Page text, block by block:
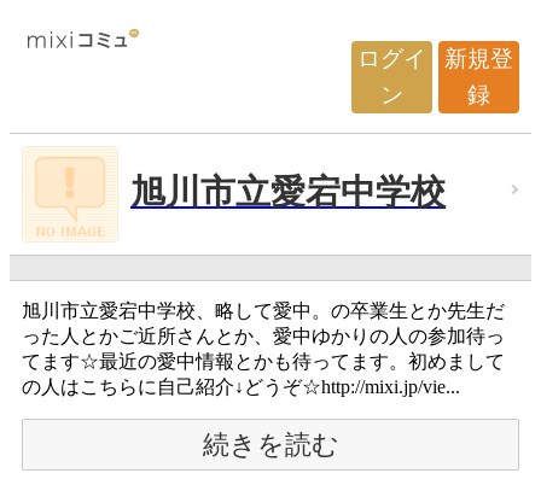
ログイ
ン
新規登
録
旭川市立愛宕中学校
旭川市立愛宕中学校、略して愛中。の卒業生とか先生だ
った人とかご近所さんとか、愛中ゆかりの人の参加待っ
てます☆最近の愛中情報とかも待ってます。初めまして
の人はこちらに自己紹介↓どうぞ☆http://mixi.jp/vie...
続きを読む